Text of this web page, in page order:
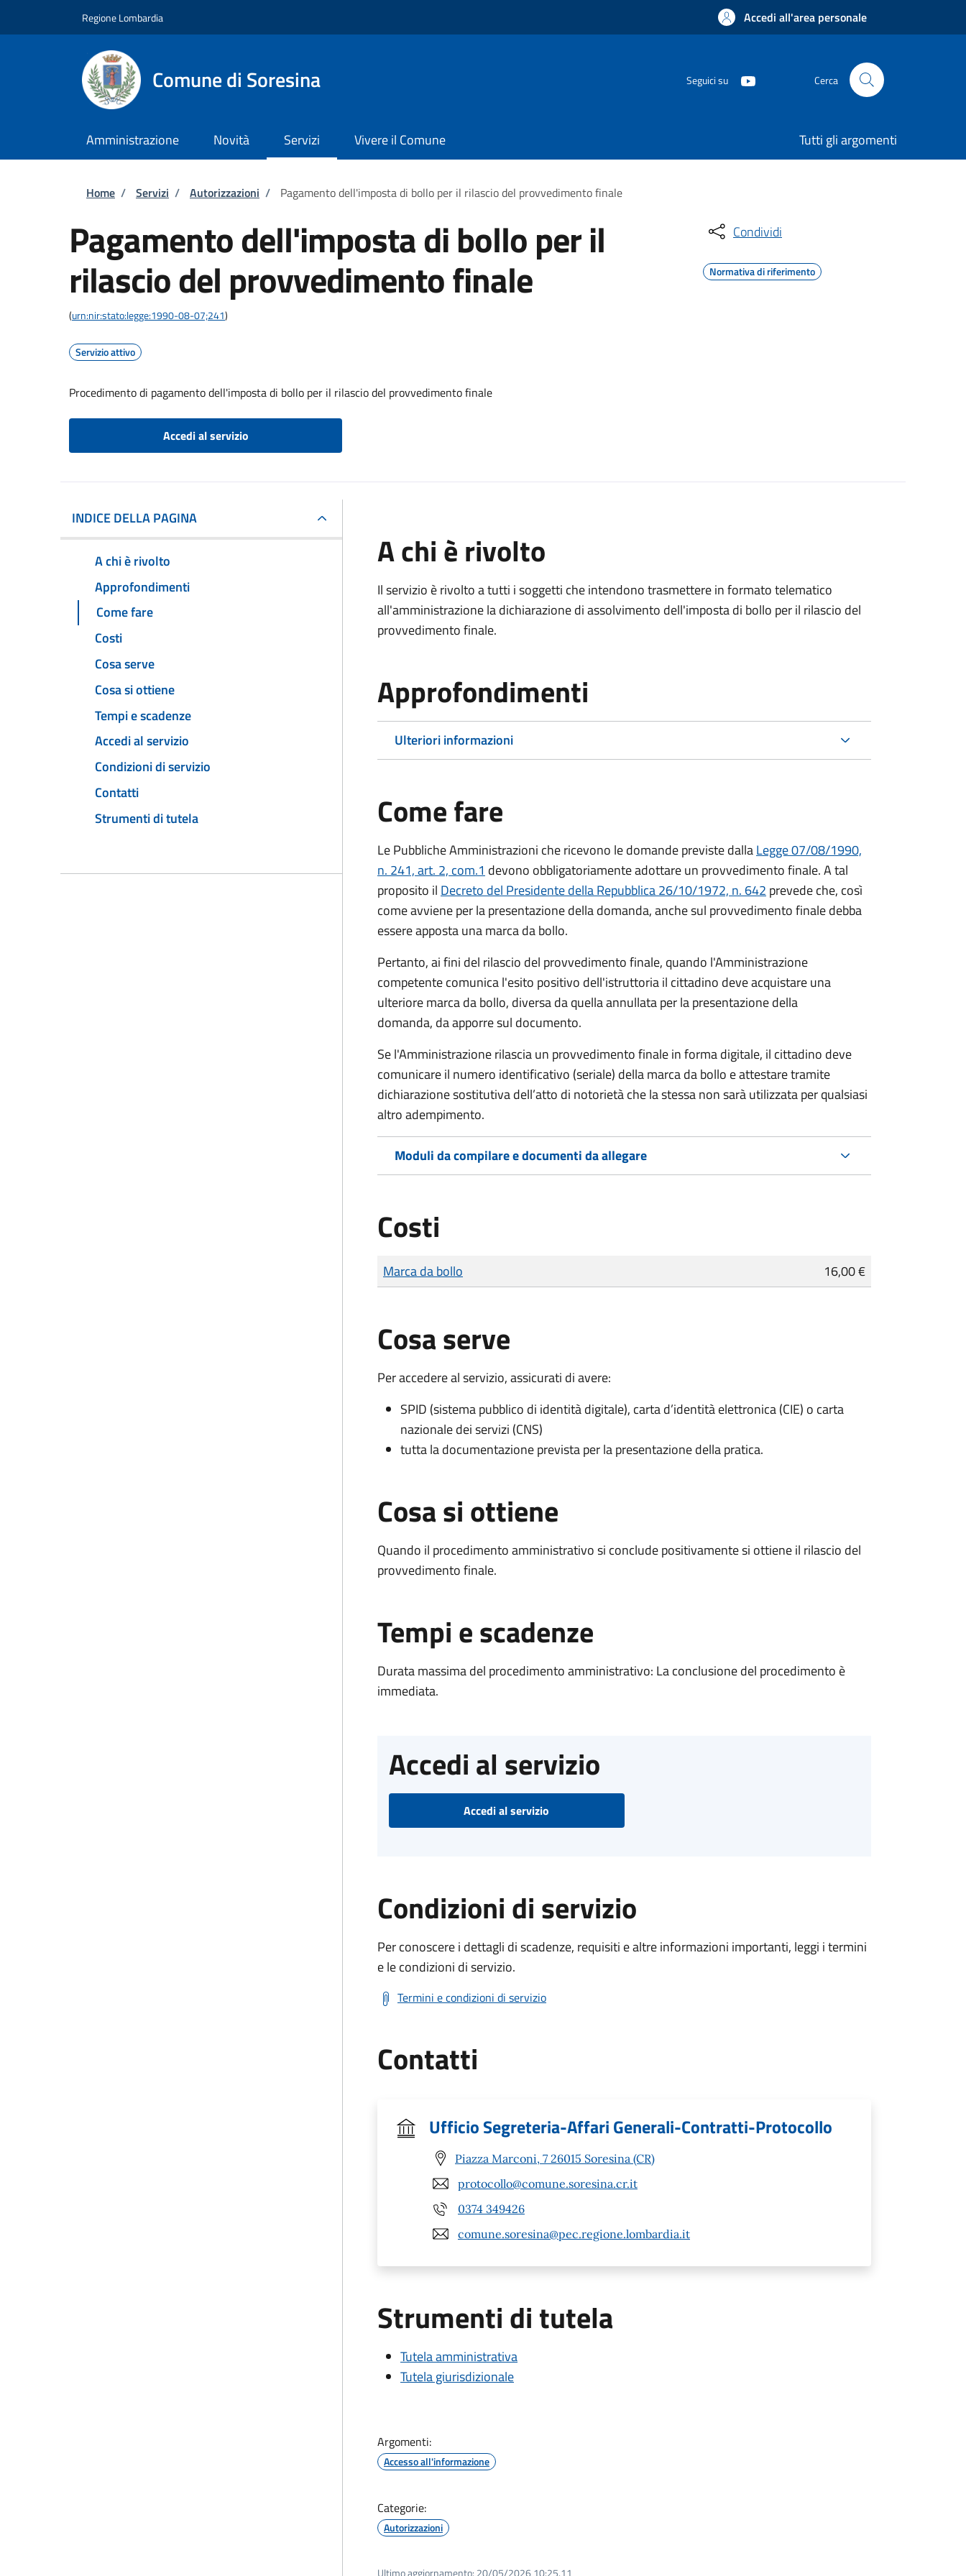
Regione Lombardia Accedi all'area personale
Comune di Soresina Seguici su Cerca
Amministrazione Novità Servizi Vivere il Comune Tutti gli argomenti
Briciole di pane
Home / Servizi / Autorizzazioni / Pagamento dell'imposta di bollo per il rilascio del provvedimento finale
Pagamento dell'imposta di bollo per il
rilascio del provvedimento finale
(urn:nir:stato:legge:1990-08-07;241)
Servizio attivo
Procedimento di pagamento dell'imposta di bollo per il rilascio del provvedimento finale
Accedi al servizio
Condividi
Normativa di riferimento
INDICE DELLA PAGINA
A chi è rivolto
Approfondimenti
Come fare
Costi
Cosa serve
Cosa si ottiene
Tempi e scadenze
Accedi al servizio
Condizioni di servizio
Contatti
Strumenti di tutela
A chi è rivolto
Il servizio è rivolto a tutti i soggetti che intendono trasmettere in formato telematico
all'amministrazione la dichiarazione di assolvimento dell'imposta di bollo per il rilascio del
provvedimento finale.
Approfondimenti
Ulteriori informazioni
Come fare
Le Pubbliche Amministrazioni che ricevono le domande previste dallaLegge 07/08/1990,
n. 241, art. 2, com.1 devono obbligatoriamente adottare un provvedimento finale. A tal
proposito il Decreto del Presidente della Repubblica 26/10/1972, n. 642 prevede che, così
come avviene per la presentazione della domanda, anche sul provvedimento finale debba
essere apposta una marca da bollo.
Pertanto, ai fini del rilascio del provvedimento finale, quando l'Amministrazione
competente comunica l'esito positivo dell'istruttoria il cittadino deve acquistare una
ulteriore marca da bollo, diversa da quella annullata per la presentazione della
domanda, da apporre sul documento.
Se l'Amministrazione rilascia un provvedimento finale in forma digitale, il cittadino deve
comunicare il numero identificativo (seriale) della marca da bollo e attestare tramite
dichiarazione sostitutiva dell’atto di notorietà che la stessa non sarà utilizzata per qualsiasi
altro adempimento.
Moduli da compilare e documenti da allegare
Costi
Tipo di pagamento
Importo
Marca da bollo 16,00 €
Cosa serve
Per accedere al servizio, assicurati di avere:
SPID (sistema pubblico di identità digitale), carta d’identità elettronica (CIE) o carta
nazionale dei servizi (CNS)
tutta la documentazione prevista per la presentazione della pratica.
Cosa si ottiene
Quando il procedimento amministrativo si conclude positivamente si ottiene il rilascio del
provvedimento finale.
Tempi e scadenze
Durata massima del procedimento amministrativo: La conclusione del procedimento è
immediata.
Accedi al servizio
Accedi al servizio
Condizioni di servizio
Per conoscere i dettagli di scadenze, requisiti e altre informazioni importanti, leggi i termini
e le condizioni di servizio.
Termini e condizioni di servizio
Contatti
Ufficio Segreteria-Affari Generali-Contratti-Protocollo
Piazza Marconi, 7 26015 Soresina (CR)
protocollo@comune.soresina.cr.it
0374 349426
comune.soresina@pec.regione.lombardia.it
Strumenti di tutela
Tutela amministrativa
Tutela giurisdizionale
Argomenti:
Accesso all'informazione
Categorie:
Autorizzazioni
Ultimo aggiornamento: 20/05/2026 10:25.11